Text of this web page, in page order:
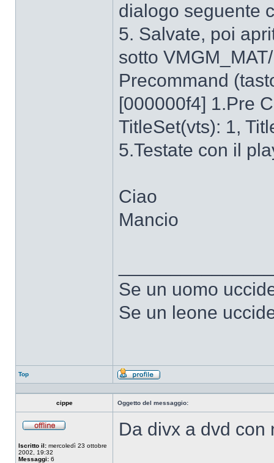
dialogo seguente
5. Salvate, poi
sotto
Precommand
[000000f4] 1.Pre
TitleSet(vts): 1,
5.Testate con il
Ciao
Mancio
Se un uomo
Se un leone
Top
Profilo
cippe Oggetto del messaggio:
Iscritto il: mercoledì 23 ottobre
2002, 19:32
Messaggi: 6
Da divx a dvd con